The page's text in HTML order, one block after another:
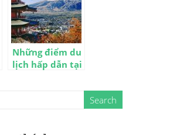
Những điểm du
lịch hấp dẫn tại